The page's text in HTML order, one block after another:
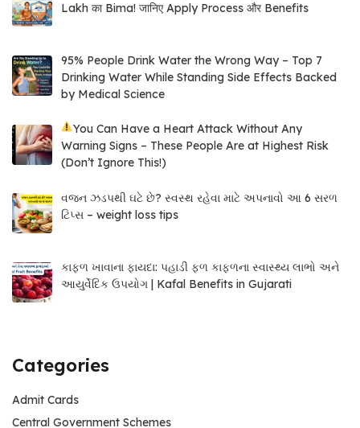
Lakh का Bima! जानिए Apply Process और Benefits
95% People Drink Water the Wrong Way – Top 7
Drinking Water While Standing Side Effects Backed
by Medical Science
You Can Have a Heart Attack Without Any
Warning Signs – These People Are at Highest Risk
(Don’t Ignore This!)
વજન ઝડપથી ઘટે છે? સ્વસ્થ રહેવા માટે અપનાવો આ 6 સરળ
ટિપ્સ – weight loss tips
કાફળ ખાવાના ફાયદા: પહાડી ફળ કાફળના સ્વાસ્થ્ય લાભો અને
આયુર્વેદિક ઉપયોગ | Kafal Benefits in Gujarati
Categories
Admit Cards
Central Government Schemes